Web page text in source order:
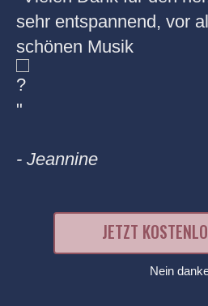
sehr entspannend, vor
schönen Musik
"
- Jeannine
JETZT
Nein